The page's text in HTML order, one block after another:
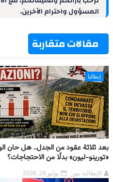
a
o
k
المسؤول واحترام الآخرين.
مقالات متقاربة
إيطاليا
بعد ثلاثة عقود من الجدل.. هل حان
«تورينو-ليون» بدلًا من الاحتجاجات؟
الإيطالية نيوز يوليو 28, 2026